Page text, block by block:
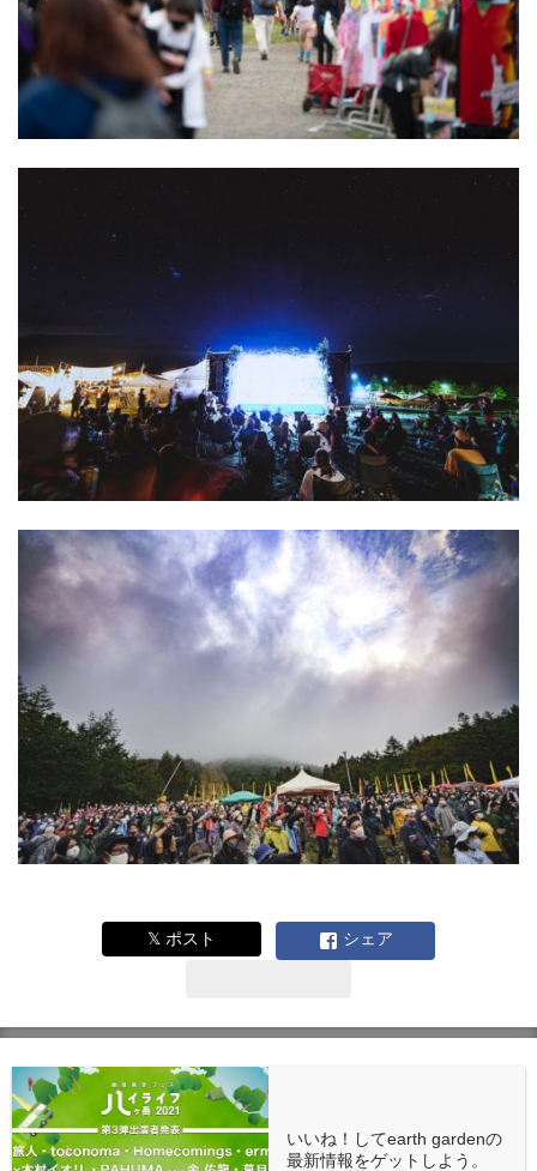
𝕏 ポスト シェア
いいね！してearth gardenの
最新情報をゲットしよう。